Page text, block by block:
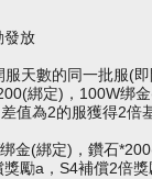
發放
天數的同一批服(
綁定)，100W绑
值為2的服獲得2
金(綁定)，鑽石
勵a，S4補償2倍